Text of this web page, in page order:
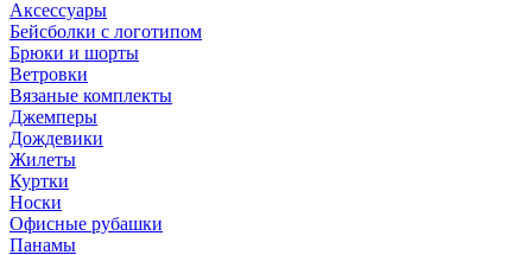
Аксессуары
Бейсболки с логотипом
Брюки и шорты
Ветровки
Вязаные комплекты
Джемперы
Дождевики
Жилеты
Куртки
Носки
Офисные рубашки
Панамы